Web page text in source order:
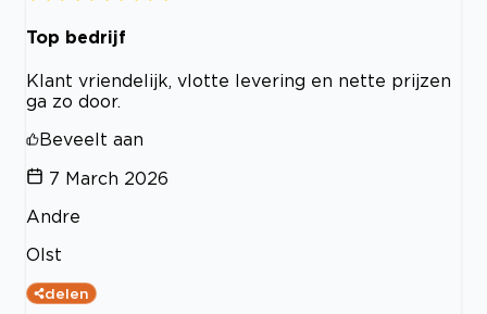
Top bedrijf
Klant vriendelijk, vlotte levering en nette prijzen
ga zo door.
Beveelt aan
7 March 2026
Andre
Olst
delen